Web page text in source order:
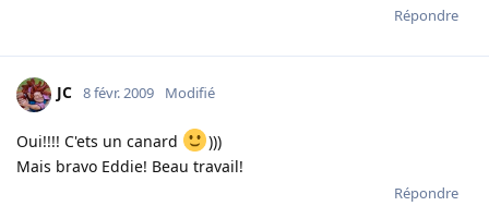
Répondre
JC 8 févr. 2009 Modifié
Oui!!!! C'ets un canard
)))
Mais bravo Eddie! Beau travail!
Répondre